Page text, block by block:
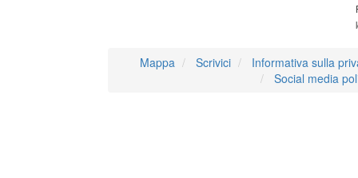
Mappa Scrivici
Informativa sulla
Social media